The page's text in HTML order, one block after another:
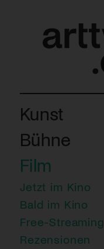
Kunst
Bühne
Film
Jetzt im Kino
Bald im Kino
Free-Streaming
Rezensionen